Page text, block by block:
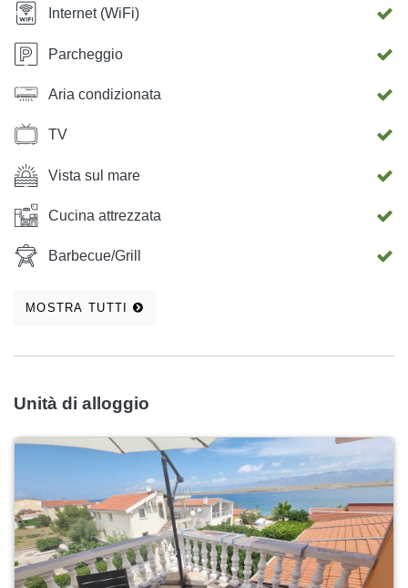
Internet (WiFi)
Parcheggio
Aria condizionata
TV
Vista sul mare
Cucina attrezzata
Barbecue/Grill
MOSTRA TUTTI
Unità di alloggio